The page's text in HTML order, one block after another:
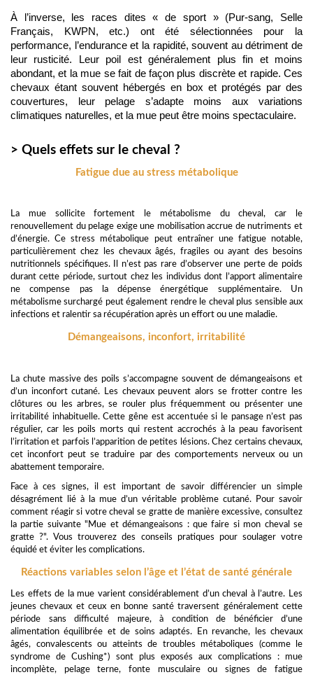
À l’inverse, les races dites « de sport » (Pur-sang, Selle
Français, KWPN, etc.) ont été sélectionnées pour la
performance, l’endurance et la rapidité, souvent au détriment de
leur rusticité. Leur poil est généralement plus fin et moins
abondant, et la mue se fait de façon plus discrète et rapide. Ces
chevaux étant souvent hébergés en box et protégés par des
couvertures, leur pelage s’adapte moins aux variations
climatiques naturelles, et la mue peut être moins spectaculaire.
> Quels effets sur le cheval ?
Fatigue due au stress métabolique
La mue sollicite fortement le métabolisme du cheval, car le
renouvellement du pelage exige une mobilisation accrue de nutriments et
d’énergie. Ce stress métabolique peut entraîner une fatigue notable,
particulièrement chez les chevaux âgés, fragiles ou ayant des besoins
nutritionnels spécifiques. Il n’est pas rare d’observer une perte de poids
durant cette période, surtout chez les individus dont l’apport alimentaire
ne compense pas la dépense énergétique supplémentaire. Un
métabolisme surchargé peut également rendre le cheval plus sensible aux
infections et ralentir sa récupération après un effort ou une maladie.
Démangeaisons, inconfort, irritabilité
La chute massive des poils s’accompagne souvent de démangeaisons et
d’un inconfort cutané. Les chevaux peuvent alors se frotter contre les
clôtures ou les arbres, se rouler plus fréquemment ou présenter une
irritabilité inhabituelle. Cette gêne est accentuée si le pansage n’est pas
régulier, car les poils morts qui restent accrochés à la peau favorisent
l’irritation et parfois l’apparition de petites lésions. Chez certains chevaux,
cet inconfort peut se traduire par des comportements nerveux ou un
abattement temporaire.
Face à ces signes, il est important de savoir différencier un simple
désagrément lié à la mue d’un véritable problème cutané. Pour savoir
comment réagir si votre cheval se gratte de manière excessive, consultez
la partie suivante "Mue et démangeaisons : que faire si mon cheval se
gratte ?". Vous trouverez des conseils pratiques pour soulager votre
équidé et éviter les complications.
Réactions variables selon l’âge et l’état de santé générale
Les effets de la mue varient considérablement d’un cheval à l’autre. Les
jeunes chevaux et ceux en bonne santé traversent généralement cette
période sans difficulté majeure, à condition de bénéficier d’une
alimentation équilibrée et de soins adaptés. En revanche, les chevaux
âgés, convalescents ou atteints de troubles métaboliques (comme le
syndrome de Cushing*) sont plus exposés aux complications : mue
incomplète, pelage terne, fonte musculaire ou signes de fatigue